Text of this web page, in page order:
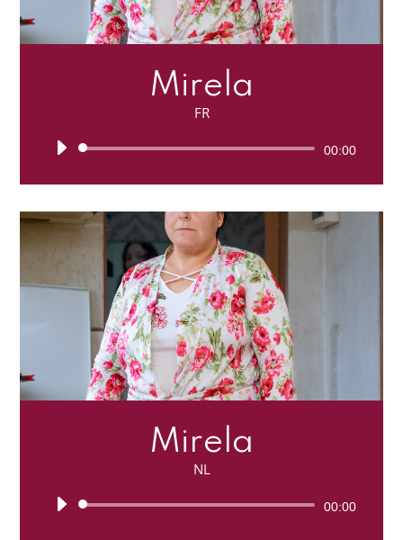
Mirela
FR
Lecteur
00:00
Mirela
NL
Lecteur
00:00